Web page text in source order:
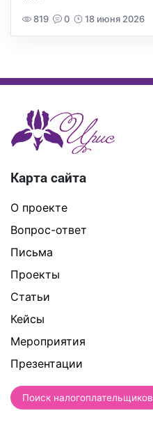
819 0 18 июня 2026
Карта сайта
О проекте
Вопрос-ответ
Письма
Проекты
Статьи
Кейсы
Мероприятия
Презентации
Поиск налогоплательщиков